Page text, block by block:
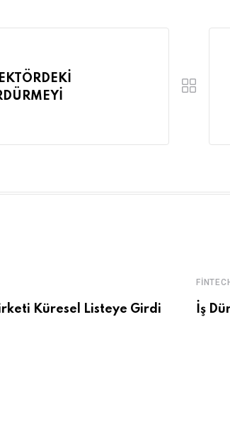
Küresel Listeye Girdi İş